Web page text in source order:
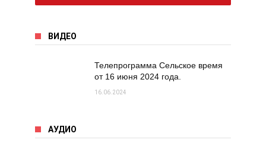
ВИДЕО
Телепрограмма Сельское время
от 16 июня 2024 года.
16.06.2024
АУДИО